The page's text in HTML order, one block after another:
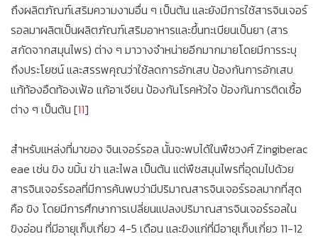
ถึงผลิตภัณฑ์เสริมความงามอื่น ๆ เป็นต้น และยังมีการใช้สารจินเจอร์
รอลมาผลิตเป็นผลิตภัณฑ์เสริมอาหารและขึ้นทะเบียนเป็นยา (สาร
สกัดจากสมุนไพร) ต่าง ๆ มาวางจำหน่ายอีกมากมายโดยมีการระบุ
ถึงประโยชน์ และสรรพคุณว่าใช้ลดการอักเสบ ป้องกันการอักเสบ
แก้ท้องอืดท้องเฟ้อ แก้อาเจียน ป้องกันโรคหัวใจ ป้องกันการติดเชื้อ
ต่าง ๆ เป็นต้น [11]
สำหรับแหล่งที่มาของ จินเจอร์รอล นั้นจะพบได้ในพืชวงศ์ Zingiberac
eae เช่น ขิง ขมิ้น ข่า และไพล เป็นต้น แต่พืชสมุนไพรที่อุดมไปด้วย
สารจินเจอร์รอลที่มีการค้นพบว่ามีปริมาณสารจินเจอร์รอลมากที่สุด
คือ ขิง โดยมีการศึกษาการเปลี่ยนแปลงปริมาณสารจินเจอร์รอลใน
ขิงอ่อน ที่มีอายุเก็บเกี่ยว 4-5 เดือน และขิงแก่ที่มีอายุเก็บเกี่ยว 11-12